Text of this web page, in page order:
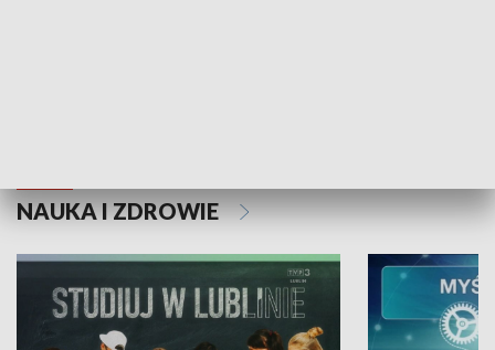
NAUKA I ZDROWIE